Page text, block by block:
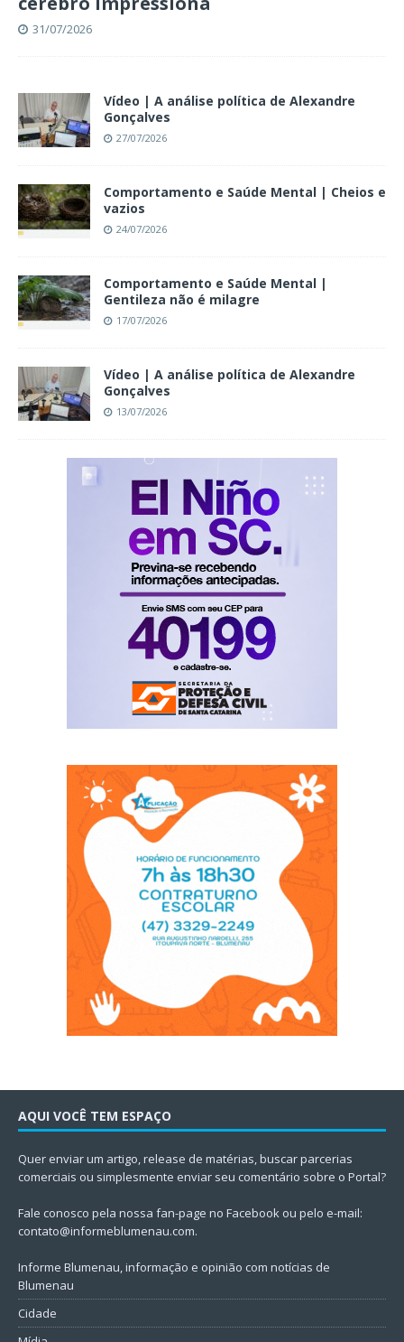
31/07/2026
Vídeo | A análise política de Alexandre
Gonçalves
27/07/2026
Comportamento e Saúde Mental | Cheios e
vazios
24/07/2026
Comportamento e Saúde Mental |
Gentileza não é milagre
17/07/2026
Vídeo | A análise política de Alexandre
Gonçalves
13/07/2026
AQUI VOCÊ TEM ESPAÇO
Quer enviar um artigo, release de matérias, buscar parcerias
comerciais ou simplesmente enviar seu comentário sobre o Portal?
Fale conosco pela nossa fan-page no Facebook ou pelo e-mail:
contato@informeblumenau.com.
Informe Blumenau, informação e opinião com notícias de
Blumenau
Cidade